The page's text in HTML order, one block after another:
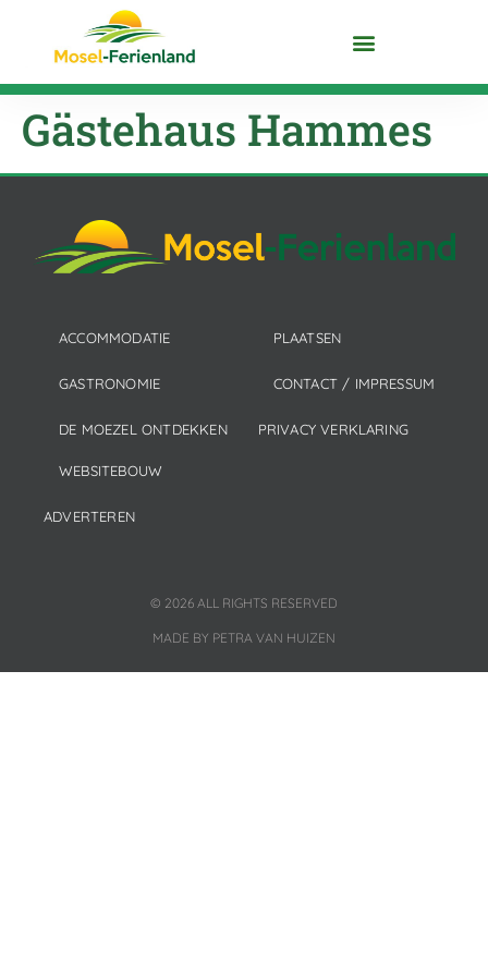
Gästehaus Hammes
ACCOMMODATIE
GASTRONOMIE
DE MOEZEL ONTDEKKEN
PLAATSEN
CONTACT / IMPRESSUM
PRIVACY VERKLARING
WEBSITEBOUW
ADVERTEREN
© 2026 ALL RIGHTS RESERVED
MADE BY PETRA VAN HUIZEN